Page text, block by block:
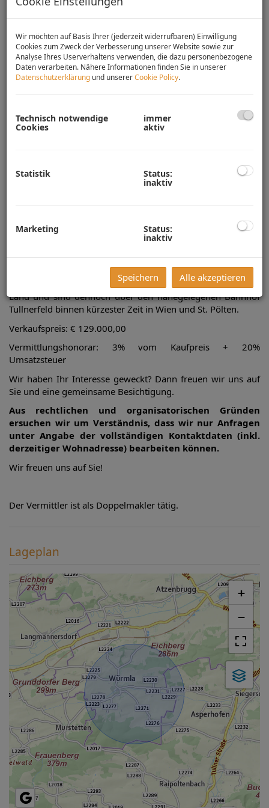
Auf ca. 600 m² Fläche, mit der Widmung Bauland-
hervorragendes Potential für die Bebauung mit Ihrem
Traumhaus. Dies ohne zeitlichen Druck, da Ihnen bei diesem
Die Lage wird Sie überzeugen! Nur etwas mehr als 30
Kilometer von Wien entfernt genießen Sie das Wohnen am
Land und sind dennoch über den nahegelegenen Bahnhof
Tullnerfeld binnen kürzester Zeit in Wien und St. Pölten.
Verkaufspreis: € 129.000,00
Vermittlungshonorar: 3% vom Kaufpreis + 20%
Umsatzsteuer
Wir haben Ihr Interesse geweckt? Dann freuen wir uns auf
Sie und eine gemeinsame Besichtigung.
Aus rechtlichen und organisatorischen Gründen
ersuchen wir um Verständnis, dass wir nur Anfragen
unter Angabe der vollständigen Kontaktdaten (inkl.
derzeitiger Wohnadresse) bearbeiten können.
Wir freuen uns auf Sie!
Der Vermittler ist als Doppelmakler tätig.
Lageplan
+
−
Wir möchten auf Basis Ihrer (jederzeit widerrufbaren) Einwilligung
Cookies zum Zweck der Verbesserung unserer Website sowie zur
Analyse Ihres Userverhaltens verwenden, die dazu personenbezogene
Daten verarbeiten. Nähere Informationen finden Sie in unserer
Datenschutzerklärung und unsererCookie Policy.
Technisch notwendige
Cookies
immer
aktiv
Statistik Status:
inaktiv
Marketing Status:
inaktiv
Speichern Alle akzeptieren